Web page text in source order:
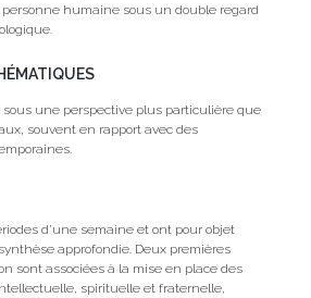
humaine sous un double regard
sous une perspective plus particulière que
souvent en rapport avec des
d’une semaine et ont pour objet
approfondie. Deux premières
sont associées à la mise en place des
spirituelle et fraternelle,